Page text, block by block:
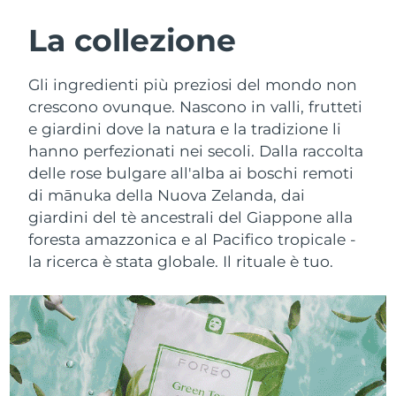
La collezione
Gli ingredienti più preziosi del mondo non
crescono ovunque. Nascono in valli, frutteti
e giardini dove la natura e la tradizione li
hanno perfezionati nei secoli. Dalla raccolta
delle rose bulgare all'alba ai boschi remoti
di mānuka della Nuova Zelanda, dai
giardini del tè ancestrali del Giappone alla
foresta amazzonica e al Pacifico tropicale -
la ricerca è stata globale. Il rituale è tuo.
Detersione viso
LUNA™ 4 pacchetto
Anti-aging massage
LUNA™ 4 Plus
Massage, LED heating
LUNA™ 4 Men
For men, anti-aging massage
Lifting viso
BEAR™ 2 pacchetto
Microcurrent toning
BEAR™ 2 go
Microcurrent toning on-the-go
BEAR™ 2 eyes & lips
Microcurrent line smoothing device
Idratazione
UFO™ 3 pacchetto
Deep facial hydration
UFO™ 3 LED
Near-infrared and red light therapy
device
Igiene orale
issa™ 4
Hybrid silicone sonic toothbrush
issa™ 4 plus
Smart hybrid silicone sonic toothbrush
TRATTAMENTI ANTI-AGE FAQ™
Anti-age Trattamenti LED
NEW
Austria
Belgio Consegna stimata8/11/26
Bermuda Consegna stimata8/17/26
Bosnia ed
Erzegovina
Consegna stimata
Brunei Consegna stimata
Bulgaria Consegna stimata8/11/26
Canada Consegna stimata8/15/26
Cile Consegna stimata8/15/26